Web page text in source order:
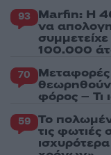
93 Marfin: Η
να
100.000
70
θεωρηθούν
φόρος – Τι
59 Το
τις φωτιές